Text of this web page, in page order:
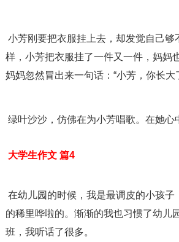
样，小芳把衣服挂了一件又一件，妈妈
妈妈忽然冒出来一句话：“小芳，你长大
绿叶沙沙，仿佛在为小芳唱歌。在她心
大学生作文 篇4
的稀里哗啦的。渐渐的我也习惯了幼儿
班，我听话了很多。